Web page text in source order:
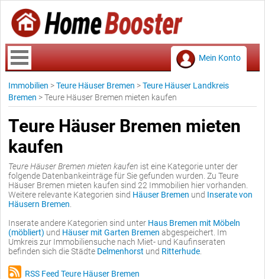
Mein Konto
Immobilien >Teure Häuser Bremen >Teure Häuser Landkreis
Bremen >Teure Häuser Bremen mieten kaufen
Teure Häuser Bremen mieten
kaufen
Teure Häuser Bremen mieten kaufen ist eine Kategorie unter der
folgende Datenbankeinträge für Sie gefunden wurden. Zu Teure
Häuser Bremen mieten kaufen sind 22 Immobilien hier vorhanden.
Weitere relevante Kategorien sind Häuser Bremen und Inserate von
Häusern Bremen
Inserate andere Kategorien sind unter Haus Bremen mit Möbeln
(möbliert) und Häuser mit Garten Bremen abgespeichert. Im
Umkreis zur Immobiliensuche nach Miet- und Kaufinseraten
befinden sich die Städte Delmenhorst und Ritterhude
RSS Feed Teure Häuser Bremen